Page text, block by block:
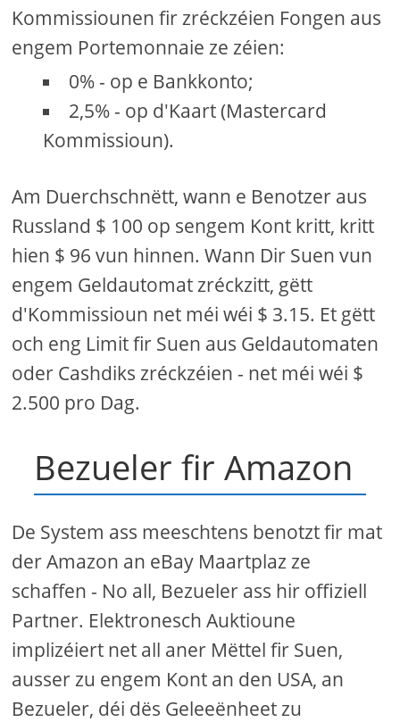
Kommissiounen fir zréckzéien Fongen aus
engem Portemonnaie ze zéien:
0% - op e Bankkonto;
2,5% - op d'Kaart (Mastercard
Kommissioun).
Am Duerchschnëtt, wann e Benotzer aus
Russland $ 100 op sengem Kont kritt, kritt
hien $ 96 vun hinnen. Wann Dir Suen vun
engem Geldautomat zréckzitt, gëtt
d'Kommissioun net méi wéi $ 3.15. Et gëtt
och eng Limit fir Suen aus Geldautomaten
oder Cashdiks zréckzéien - net méi wéi $
2.500 pro Dag.
Bezueler fir Amazon
De System ass meeschtens benotzt fir mat
der Amazon an eBay Maartplaz ze
schaffen - No all, Bezueler ass hir offiziell
Partner. Elektronesch Auktioune
implizéiert net all aner Mëttel fir Suen,
ausser zu engem Kont an den USA, an
Bezueler, déi dës Geleeënheet zu